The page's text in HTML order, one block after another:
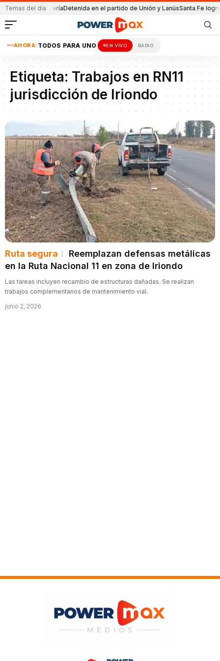
Temas del día
Chile por la mineríaDetenida en el partido de Unión y LanúsSanta Fe logró
AHORA: TODOS PARA UNO EN VIVO RADIO
Etiqueta:Trabajos en RN11
jurisdicción de Iriondo
Ruta segura
Reemplazan defensas metálicas
en la Ruta Nacional 11 en zona de Iriondo
Las tareas incluyen recambio de estructuras dañadas. Se realizan
trabajos complementarios de mantenimiento vial.
junio 2, 2026